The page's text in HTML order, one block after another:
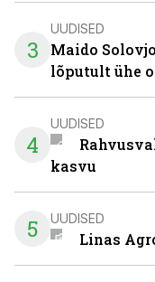
3
UUDISED
Maido
lõputult ühe
4
UUDISED
kasvu
5 UUDISED
Linas